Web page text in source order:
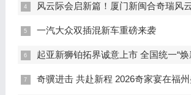
风云际会启新篇！厦门新闽合奇瑞风云体
一汽大众双插混新车重磅来袭
起亚新狮铂拓界诚意上市 全国统一“焕新一
奇骥进击 共赴新程 2026奇家宴在福